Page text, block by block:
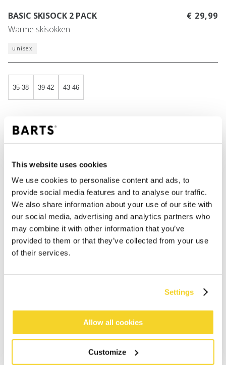
This website uses cookies
We use cookies to personalise content and ads, to
provide social media features and to analyse our traffic.
We also share information about your use of our site with
our social media, advertising and analytics partners who
may combine it with other information that you’ve
provided to them or that they’ve collected from your use
of their services.
Settings
Allow all cookies
Customize
BASIC SKISOCK 2 PACK
Warme skisokken
€ 29,99
unisex
35-38 39-42 43-46
KLEURanthracite & black
IN WINKELWAGEN
Bestellingen die op werkdagen vóór 12:00 uur
worden geplaatst, worden dezelfde dag verzonden
Gratis verzending voor orders boven € 50,- binnen
Warme unisex skisokken